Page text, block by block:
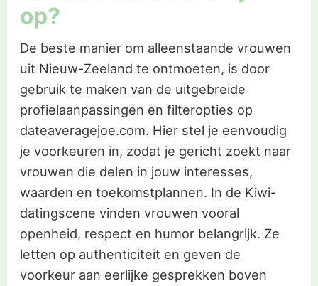
op?
De beste manier om alleenstaande vrouwen
uit Nieuw-Zeeland te ontmoeten, is door
gebruik te maken van de uitgebreide
profielaanpassingen en filteropties op
dateaveragejoe.com. Hier stel je eenvoudig
je voorkeuren in, zodat je gericht zoekt naar
vrouwen die delen in jouw interesses,
waarden en toekomstplannen. In de Kiwi-
datingscene vinden vrouwen vooral
openheid, respect en humor belangrijk. Ze
letten op authenticiteit en geven de
voorkeur aan eerlijke gesprekken boven